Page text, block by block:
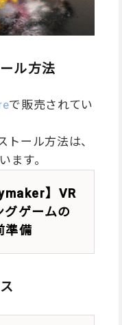
ル方法
で販売されてい
トール方法は、
ます。
】VR
グゲームの
備